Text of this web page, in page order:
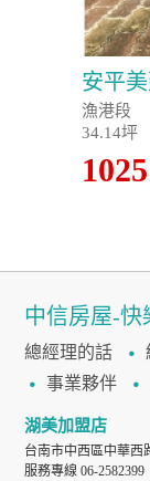
安平
漁港段
34.14坪
1025
中信房屋-
總經理的話
事業夥伴
湖美加盟店
台南市中西區中華西
服務專線 06-2582399